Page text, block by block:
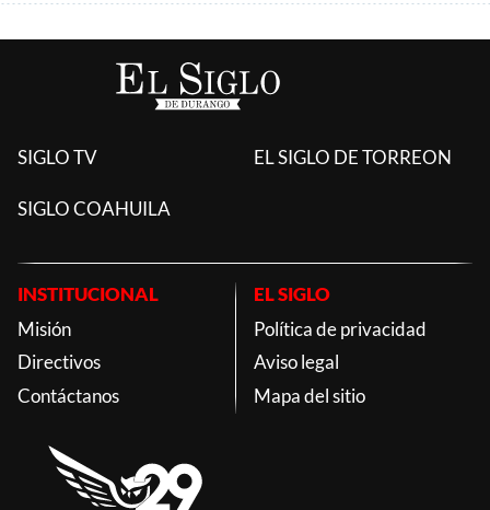
SIGLO TV EL SIGLO DE TORREON
SIGLO COAHUILA
INSTITUCIONAL
Misión
Directivos
Contáctanos
EL SIGLO
Política de privacidad
Aviso legal
Mapa del sitio